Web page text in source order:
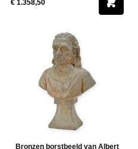
€ 1.358,50
Bronzen borstbeeld van Albert